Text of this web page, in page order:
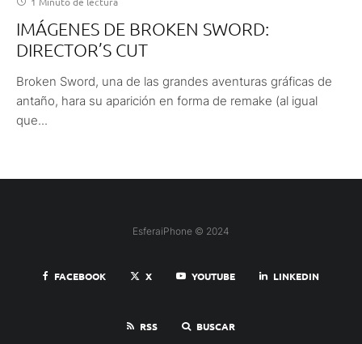
IMÁGENES DE BROKEN SWORD:
DIRECTOR’S CUT
Broken Sword, una de las grandes aventuras gráficas de
antaño, hara su aparición en forma de remake (al igual
que...
EsferaiPhone © 2024
FACEBOOK X YOUTUBE LINKEDIN
RSS BUSCAR